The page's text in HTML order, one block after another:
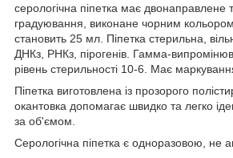
серологічна піпетка має двонаправлене
градуювання, виконане чорним
становить 25 мл. Піпетка стерильна,
ДНКз, РНКз, пірогенів. Гамма-
рівень стерильності 10-6. Має
Піпетка виготовлена із прозорого
окантовка допомагає швидко та легко
за об'ємом.
Серологічна піпетка є одноразовою, не